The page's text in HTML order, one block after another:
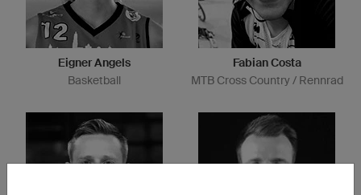
Eigner Angels
Basketball
Fabian Costa
MTB Cross Country / Rennrad